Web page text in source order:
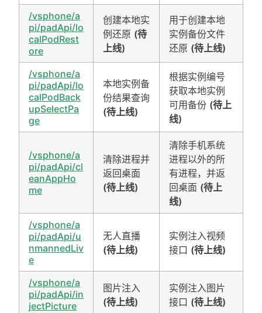
/vsphone/a
pi/padApi/lo
calPodRest
ore
创建本地实
例还原 (待
上线)
用于创建本地
实例备份文件
还原 (待上线)
/vsphone/a
pi/padApi/lo
calPodBack
upSelectPa
ge
本地实例备
份结果查询
(待上线)
根据实例编号
获取本地实例
可用备份 (待上
线)
/vsphone/a
pi/padApi/cl
eanAppHo
me
清除进程并
返回桌面
(待上线)
清除手机系统
进程以外的所
有进程，并返
回桌面 (待上
线)
/vsphone/a
pi/padApi/u
nmannedLiv
e
无人直播
(待上线)
实例注入视频
接口 (待上线)
/vsphone/a
pi/padApi/in
jectPicture
图片注入
(待上线)
实例注入图片
接口 (待上线)